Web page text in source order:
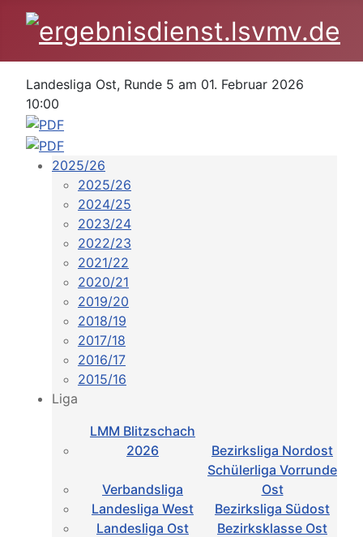
Landesliga Ost, Runde 5 am 01. Februar 2026
10:00
2025/26
2025/26
2024/25
2023/24
2022/23
2021/22
2020/21
2019/20
2018/19
2017/18
2016/17
2015/16
Liga
LMM Blitzschach
2026
Bezirksliga Nordost
Verbandsliga
Schülerliga Vorrunde
Ost
Landesliga West
Bezirksliga Südost
Landesliga Ost
Bezirksklasse Ost